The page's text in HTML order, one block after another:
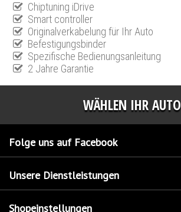
Chiptuning iDrive
Smart controller
Originalverkabelung für Ihr Auto
Befestigungsbinder
Spezifische Bedienungsanleitung
2 Jahre Garantie
WÄHLEN IHR AUTO
Folge uns auf Facebook
Unsere Dienstleistungen
Shopeinstellungen